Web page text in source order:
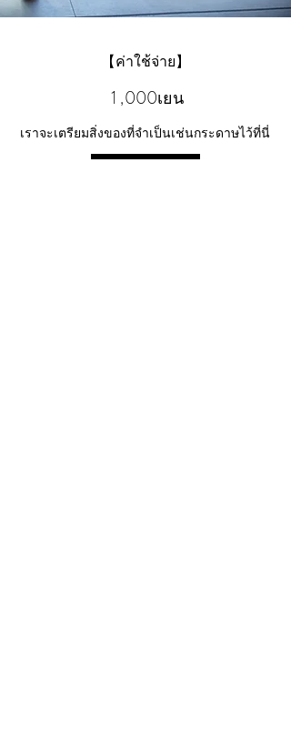
【ค่าใช้จ่าย】
1,000เยน
เราจะเตรียมสิ่งของที่จำเป็นเช่นกระดาษไว้ที่นี่